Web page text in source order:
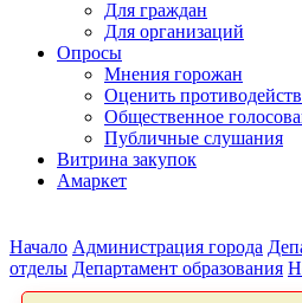
Для граждан
Для организаций
Опросы
Мнения горожан
Оценить
Общественное
Публичные слушания
Витрина закупок
Амаркет
Начало Администрация города
отделы Департамент образования